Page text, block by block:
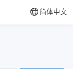
简体中文